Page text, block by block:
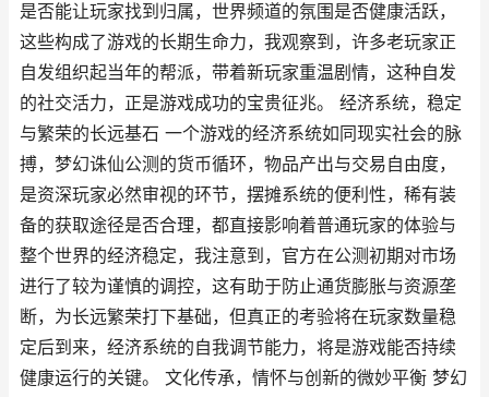
是否能让玩家找到归属，世界频道的氛围是否健康活跃，
这些构成了游戏的长期生命力，我观察到，许多老玩家正
自发组织起当年的帮派，带着新玩家重温剧情，这种自发
的社交活力，正是游戏成功的宝贵征兆。 经济系统，稳定
与繁荣的长远基石 一个游戏的经济系统如同现实社会的脉
搏，梦幻诛仙公测的货币循环，物品产出与交易自由度，
是资深玩家必然审视的环节，摆摊系统的便利性，稀有装
备的获取途径是否合理，都直接影响着普通玩家的体验与
整个世界的经济稳定，我注意到，官方在公测初期对市场
进行了较为谨慎的调控，这有助于防止通货膨胀与资源垄
断，为长远繁荣打下基础，但真正的考验将在玩家数量稳
定后到来，经济系统的自我调节能力，将是游戏能否持续
健康运行的关键。 文化传承，情怀与创新的微妙平衡 梦幻